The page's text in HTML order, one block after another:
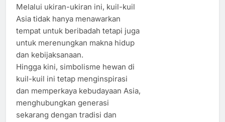
Melalui ukiran-ukiran ini, kuil-kuil
Asia tidak hanya menawarkan
tempat untuk beribadah tetapi juga
untuk merenungkan makna hidup
dan kebijaksanaan.
Hingga kini, simbolisme hewan di
kuil-kuil ini tetap menginspirasi
dan memperkaya kebudayaan Asia,
menghubungkan generasi
sekarang dengan tradisi dan